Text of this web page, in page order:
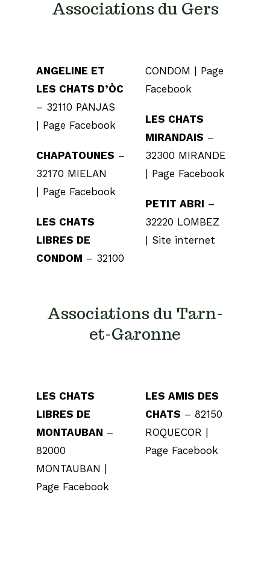
Associations du Gers
ANGELINE ET
LES CHATS D’ÒC
– 32110 PANJAS
| Page Facebook
CHAPATOUNES –
32170 MIELAN
| Page Facebook
LES CHATS
LIBRES DE
CONDOM – 32100
CONDOM | Page
Facebook
LES CHATS
MIRANDAIS –
32300 MIRANDE
| Page Facebook
PETIT ABRI –
32220 LOMBEZ
| Site internet
Associations du Tarn-
et-Garonne
LES CHATS
LIBRES DE
MONTAUBAN –
82000
MONTAUBAN |
Page Facebook
LES AMIS DES
CHATS – 82150
ROQUECOR |
Page Facebook